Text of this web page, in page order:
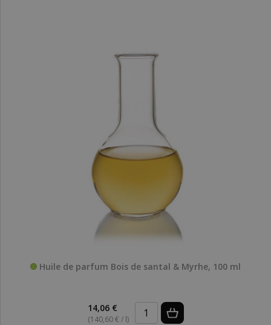
Huile de parfum Bois de santal & Myrhe, 100 ml
14,06 €
(140,60 € / l)